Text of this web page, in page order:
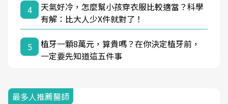
4
天氣好冷，怎麼幫小孩穿衣服比較適當？科學
有解：比大人少X件就對了！
5
植牙一顆8萬元，算貴嗎？在你決定植牙前，
一定要先知道這五件事
最多人推薦醫師